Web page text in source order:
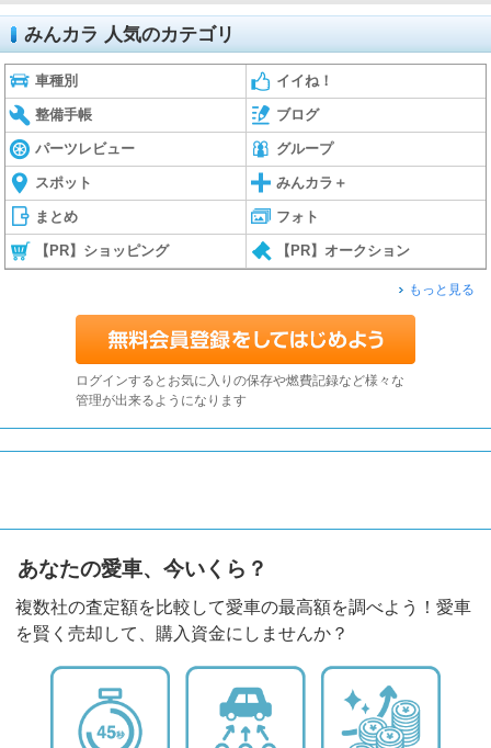
みんカラ 人気のカテゴリ
車種別 イイね！
整備手帳 ブログ
パーツレビュー グループ
スポット みんカラ＋
まとめ フォト
【PR】ショッピング 【PR】オークション
もっと見る
ログインするとお気に入りの保存や燃費記録など様々な
管理が出来るようになります
あなたの愛車、今いくら？
複数社の査定額を比較して愛車の最高額を調べよう！愛車
を賢く売却して、購入資金にしませんか？